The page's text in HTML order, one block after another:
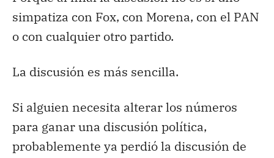
simpatiza con Fox, con Morena, con el PAN
o con cualquier otro partido.
La discusión es más sencilla.
Si alguien necesita alterar los números
para ganar una discusión política,
probablemente ya perdió la discusión de